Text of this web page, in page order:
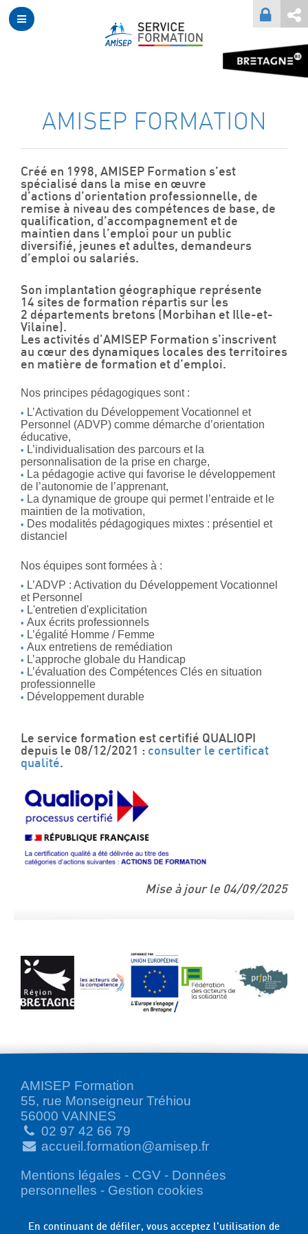
AMISEP FORMATION
Créé en 1998, AMISEP Formation s’est
spécialisé dans la mise en œuvre
d’actions d’orientation professionnelle, de
remise à niveau des compétences de base, de
qualification, d’accompagnement et de
maintien dans l’emploi pour un public
diversifié, jeunes et adultes, demandeurs
d’emploi ou salariés.
Son implantation géographique représente
14 sites de formation répartis sur les
2 départements bretons (Morbihan et Ille-et-
Vilaine).
Les activités d'AMISEP Formation s’inscrivent
au cœur des dynamiques locales des territoires
en matière de formation et d’emploi.
Nos principes pédagogiques sont :
L’Activation du Développement Vocationnel et
Personnel (ADVP) comme démarche d’orientation
éducative,
L’individualisation des parcours et la
personnalisation de la prise en charge,
La pédagogie active qui favorise le développement
de l’autonomie de l’apprenant,
La dynamique de groupe qui permet l’entraide et le
maintien de la motivation,
Des modalités pédagogiques mixtes : présentiel et
distanciel
Nos équipes sont formées à :
L’ADVP : Activation du Développement Vocationnel
et Personnel
L'entretien d'explicitation
Aux écrits professionnels
L’égalité Homme / Femme
Aux entretiens de remédiation
L’approche globale du Handicap
L’évaluation des Compétences Clés en situation
professionnelle
Développement durable
Le service formation est certifié QUALIOPI
depuis le 08/12/2021 : consulter le certificat
qualité.
Mise à jour le 04/09/2025
AMISEP Formation
55, rue Monseigneur Tréhiou
56000 VANNES
02 97 42 66 79
accueil.formation@amisep.fr
Mentions légales - CGV - Données
personnelles - Gestion cookies
En continuant de défiler, vous acceptez l'utilisation de